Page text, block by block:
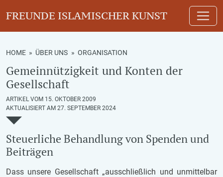
FREUNDE ISLAMISCHER KUNST
HOME » ÜBER UNS » ORGANISATION
Gemeinnützigkeit und Konten der
Gesellschaft
ARTIKEL VOM 15. OKTOBER 2009
AKTUALISIERT AM 27. SEPTEMBER 2024
Steu­er­li­che Be­hand­lung von Spen­den und
Bei­trä­gen
Dass un­se­re Ge­sell­schaft „aus­schließ­lich und un­mit­tel­bar